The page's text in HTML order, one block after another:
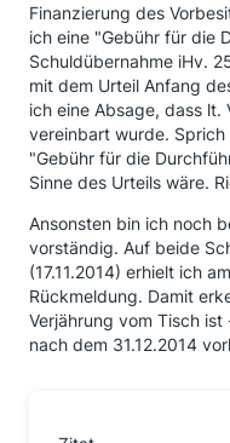
Finanzierung des
ich eine "Gebühr für die
Schuldübernahme iHv.
mit dem Urteil Anfang
ich eine Absage, dass
vereinbart wurde.
"Gebühr für die
Sinne des Urteils wäre.
Ansonsten bin ich noch
vorständig. Auf beide
(17.11.2014) erhielt ich
Rückmeldung. Damit
Verjährung vom Tisch
nach dem 31.12.2014